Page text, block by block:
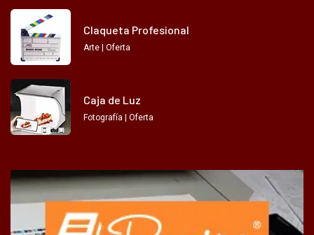
Claqueta Profesional
Arte | Oferta
Caja de Luz
Fotografía | Oferta